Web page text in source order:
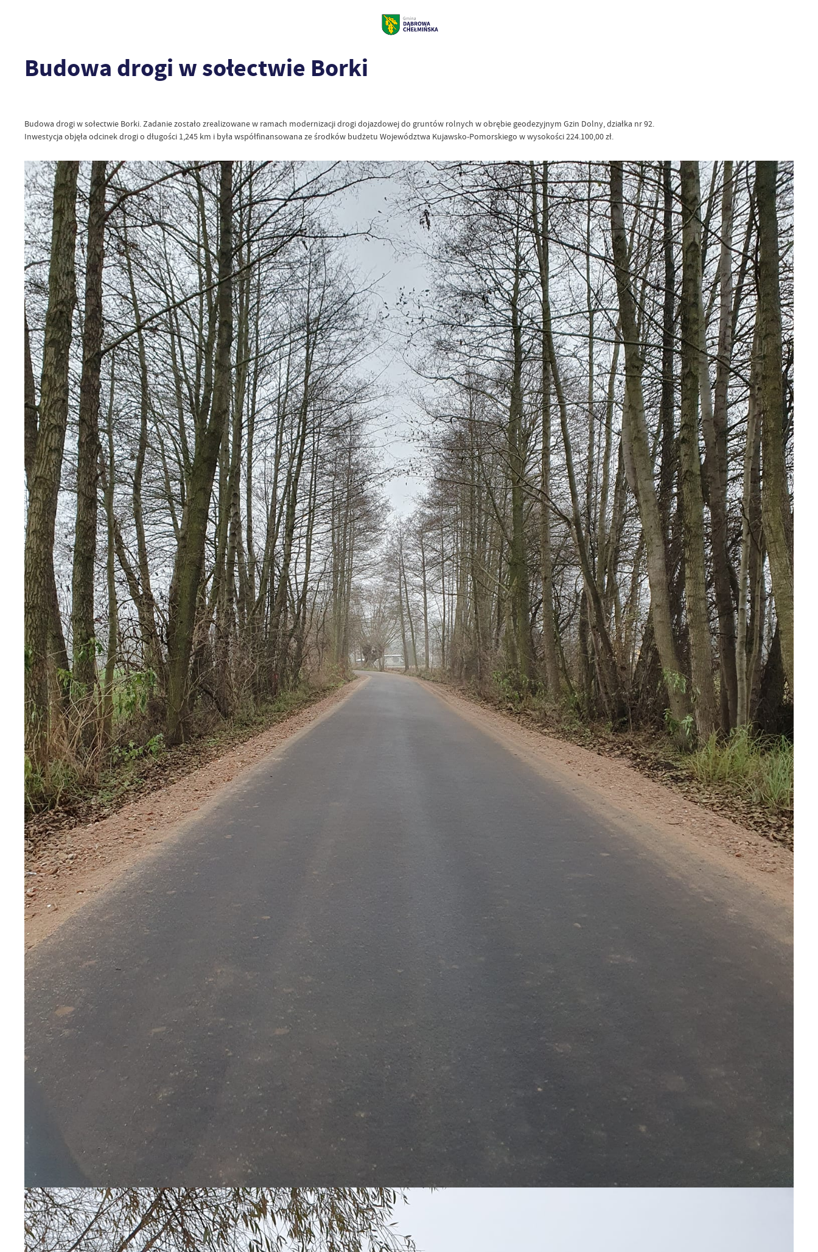
Budowa drogi w sołectwie Borki
Budowa drogi w sołectwie Borki. Zadanie zostało zrealizowane w ramach modernizacji drogi dojazdowej do gruntów rolnych w obrębie geodezyjnym Gzin Dolny, działka nr 92.
Inwestycja objęła odcinek drogi o długości 1,245 km i była współfinansowana ze środków budżetu Województwa Kujawsko-Pomorskiego w wysokości 224.100,00 zł.